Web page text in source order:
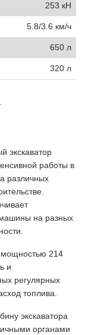
253 кН
5.8/3.6 км/ч
650 л
320 л
экскаватор
работы в
различных
машины на разных
мощностью 214
и
регулярных
топлива.
экскаватора
органами